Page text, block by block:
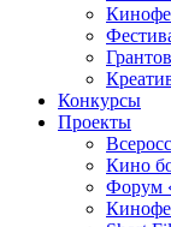
Конкурсы
Проекты
Кино
Форум